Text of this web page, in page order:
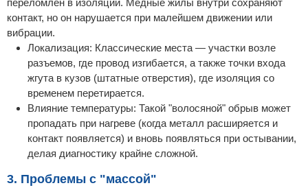
переломлен в изоляции. Медные жилы внутри сохраняют
контакт, но он нарушается при малейшем движении или
вибрации.
Локализация: Классические места — участки возле
разъемов, где провод изгибается, а также точки входа
жгута в кузов (штатные отверстия), где изоляция со
временем перетирается.
Влияние температуры: Такой "волосяной" обрыв может
пропадать при нагреве (когда металл расширяется и
контакт появляется) и вновь появляться при остывании,
делая диагностику крайне сложной.
3. Проблемы с "массой"